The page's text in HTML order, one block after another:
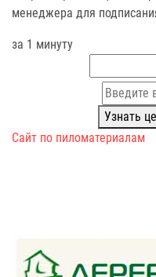
менеджера для
за 1 минуту
Узнать
Сайт по пиломатериалам